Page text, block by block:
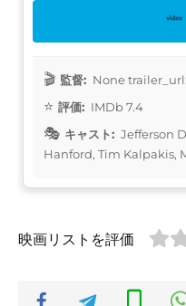
監督: None
評価: IMDb 7.4
キャスト: Jefferson
Hanford, Tim Kalpakis,
映画リストを評価